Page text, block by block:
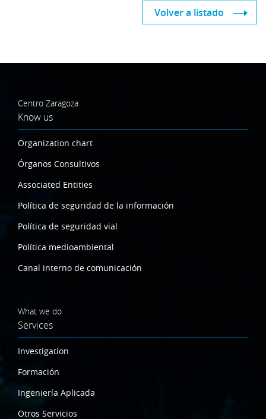
Volver a listado
Centro Zaragoza
Know us
Organization chart
Órganos Consultivos
Associated Entities
Política de seguridad de la información
Política de seguridad vial
Política medioambiental
Canal interno de comunicación
What we do
Services
Investigation
Formación
Ingeniería Aplicada
Otros Servicios